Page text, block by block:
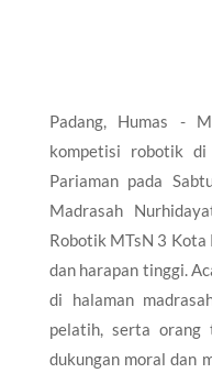
Padang, Humas -
kompetisi robotik
Pariaman pada
Madrasah
Robotik MTsN 3 Kota
dan harapan tinggi.
di halaman
pelatih, serta orang
dukungan moral dan